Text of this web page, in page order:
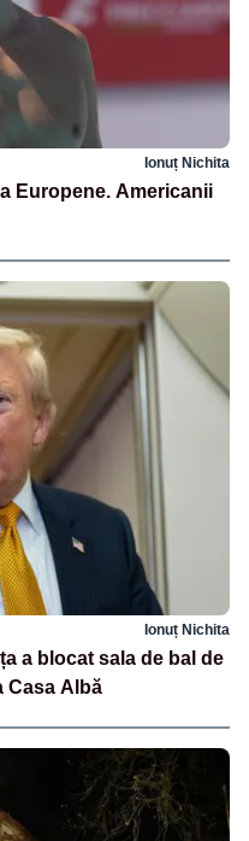
Ionuț Nichita
Europene. Americanii
Ionuț Nichita
a blocat sala de bal de
Casa Albă